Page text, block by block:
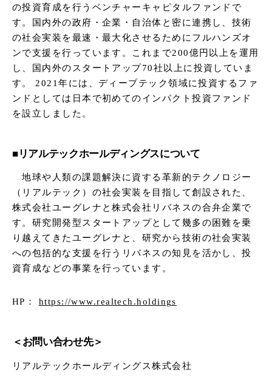
の投資育成を行うベンチャーキャピタルファンドで
す。国内外の政府・企業・自治体と密に連携し、技術
の社会実装を最速・最大化させるためにフルハンズオ
ンで支援を行っています。これまで200億円以上を運用
し、国内外のスタートアップ70社以上に投資していま
す。 2021年には、ディープテック領域に投資するファ
ンドとしては日本で初めてのインパクト投資ファンド
を設立しました。
■リアルテックホールディングスについて
地球や人類の課題解決に資する革新的テクノロジー
（リアルテック）の社会実装を目指して創設された、
株式会社ユーグレナと株式会社リバネスの合弁企業で
す。研究開発型スタートアップとして幾多の困難を乗
り越えてきたユーグレナと、研究から技術の社会実装
への包括的な支援を行うリバネスの知見を活かし、投
資育成などの事業を行っています。
HP： https://www.realtech.holdings
＜お問い合わせ先＞
リアルテックホールディングス株式会社